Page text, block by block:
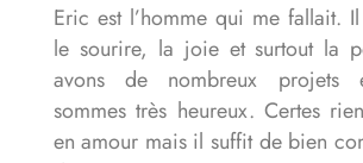
Eric est l’homme qui me fallait. Il
le sourire, la joie et surtout la
avons de nombreux projets
sommes très heureux. Certes
en amour mais il suffit de bien